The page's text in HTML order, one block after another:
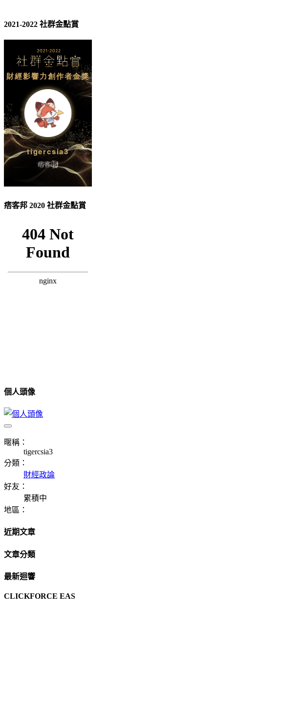
2021-2022 社群金點賞
痞客邦 2020 社群金點賞
個人頭像
暱稱：
tigercsia3
分類：
財經政論
好友：
累積中
地區：
近期文章
文章分類
最新迴響
CLICKFORCE EAS